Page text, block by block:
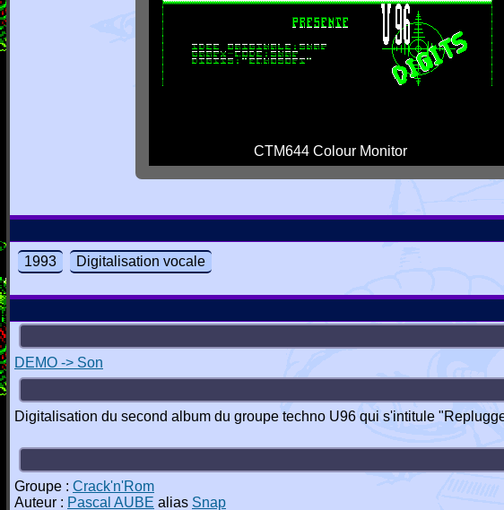
CTM644 Colour Monitor
1993 Digitalisation vocale
DEMO -> Son
Digitalisation du second album du groupe techno U96 qui s'intitule
Groupe : Crack'n'Rom
Auteur : Pascal AUBE alias Snap